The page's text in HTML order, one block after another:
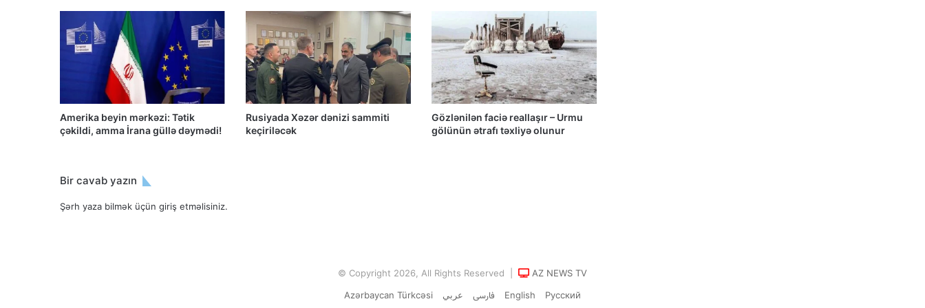
Azərbaycanlı məhbuslar Evin
həbsxanasında eyləm keçiriblər
Qacar Şahlarının İtən Qəbirləri və Gizli
Vəsiyyətnamə — Princess Məryəm
Ekber Lekestani | İranlı–Amerikalı
bağımsız gazeteci
Güney Azərbaycan Təşkilatları
Amerika beyin mərkəzi: Tətik
çəkildi, amma İrana güllə dəymədi!
Rusiyada Xəzər dənizi sammiti
keçiriləcək
Gözlənilən faciə reallaşır – Urmu
gölünün ətrafı təxliyə olunur
Bir cavab yazın
Şərh yaza bilmək üçün giriş etməlisiniz.
© Copyright 2026, All Rights Reserved |
AZ NEWS TV
Azərbaycan Türkcəsi
عربي فارسی English Русский